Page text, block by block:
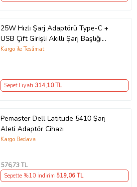
25W Hızlı Şarj Adaptörü Type-C +
USB Çift Girişli Akıllı Şarj Başlığı
Kompakt Tasarım
Kargo ile Teslimat
Sepet Fiyatı 314,10 TL
Pemaster Dell Latitude 5410 Şarj
Aleti Adaptör Cihazı
Kargo Bedava
576,73 TL
Sepette %10 İndirim 519,06 TL